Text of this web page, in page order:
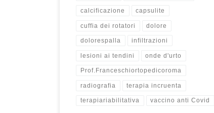
calcificazione capsulite
cuffia dei rotatori dolore
dolorespalla infiltrazioni
lesioni ai tendini onde d'urto
Prof.Franceschiortopedicoroma
radiografia terapia incruenta
terapiariabilitativa vaccino anti Covid